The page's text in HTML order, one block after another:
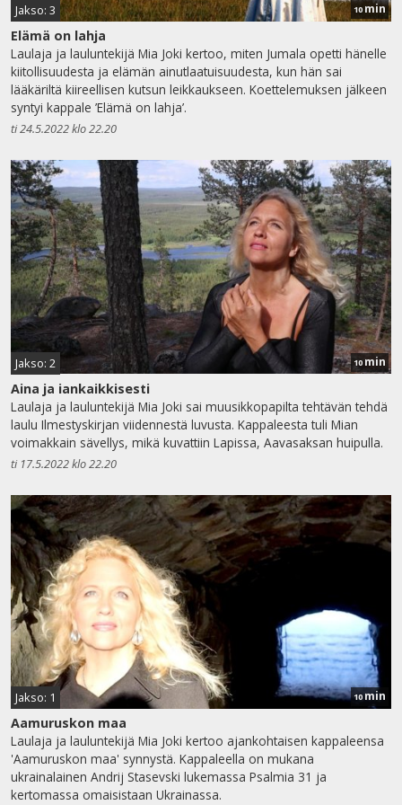
Jakso: 3 10 min
Elämä on lahja
Laulaja ja lauluntekijä Mia Joki kertoo, miten Jumala opetti hänelle
kiitollisuudesta ja elämän ainutlaatuisuudesta, kun hän sai
lääkäriltä kiireellisen kutsun leikkaukseen. Koettelemuksen jälkeen
syntyi kappale ’Elämä on lahja’.
ti 24.5.2022 klo 22.20
Jakso: 2 10 min
Aina ja iankaikkisesti
Laulaja ja lauluntekijä Mia Joki sai muusikkopapilta tehtävän tehdä
laulu Ilmestyskirjan viidennestä luvusta. Kappaleesta tuli Mian
voimakkain sävellys, mikä kuvattiin Lapissa, Aavasaksan huipulla.
ti 17.5.2022 klo 22.20
Jakso: 1 10min
Aamuruskon maa
Laulaja ja lauluntekijä Mia Joki kertoo ajankohtaisen kappaleensa
'Aamuruskon maa' synnystä. Kappaleella on mukana
ukrainalainen Andrij Stasevski lukemassa Psalmia 31 ja
kertomassa omaisistaan Ukrainassa.